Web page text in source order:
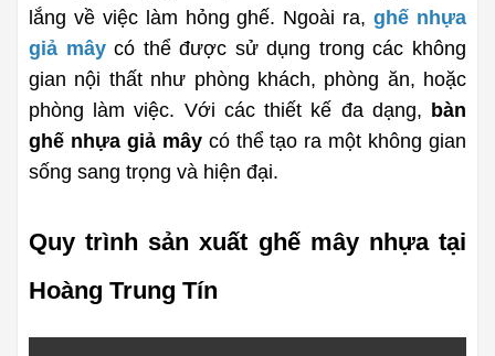
lắng về việc làm hỏng ghế. Ngoài ra, ghế nhựa
giả mây có thể được sử dụng trong các không
gian nội thất như phòng khách, phòng ăn, hoặc
phòng làm việc. Với các thiết kế đa dạng, bàn
ghế nhựa giả mây có thể tạo ra một không gian
sống sang trọng và hiện đại.
Quy trình sản xuất ghế mây nhựa tại
Hoàng Trung Tín